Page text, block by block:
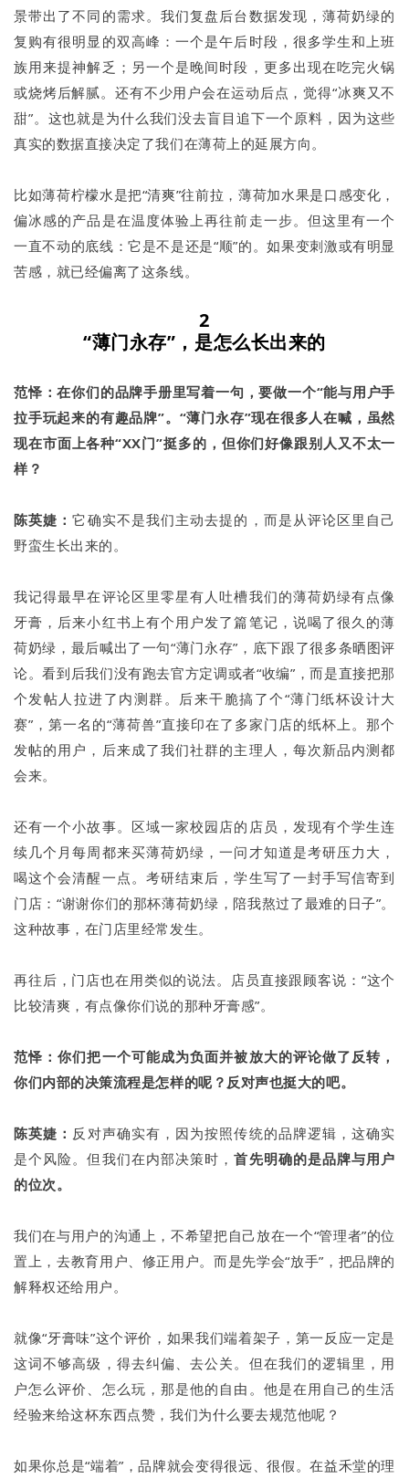
景带出了不同的需求。我们复盘后台数据发现，薄荷奶绿的
复购有很明显的双高峰：一个是午后时段，很多学生和上班
族用来提神解乏；另一个是晚间时段，更多出现在吃完火锅
或烧烤后解腻。还有不少用户会在运动后点，觉得“冰爽又不
甜”。这也就是为什么我们没去盲目追下一个原料，因为这些
真实的数据直接决定了我们在薄荷上的延展方向。
比如薄荷柠檬水是把“清爽”往前拉，薄荷加水果是口感变化，
偏冰感的产品是在温度体验上再往前走一步。但这里有一个
一直不动的底线：它是不是还是“顺”的。如果变刺激或有明显
苦感，就已经偏离了这条线。
2
“薄门永存”，是怎么长出来的
范怿：在你们的品牌手册里写着一句，要做一个“能与用户手
拉手玩起来的有趣品牌”。“薄门永存”现在很多人在喊，虽然
现在市面上各种“XX门”挺多的，但你们好像跟别人又不太一
样？
陈英婕：它确实不是我们主动去提的，而是从评论区里自己
野蛮生长出来的。
我记得最早在评论区里零星有人吐槽我们的薄荷奶绿有点像
牙膏，后来小红书上有个用户发了篇笔记，说喝了很久的薄
荷奶绿，最后喊出了一句“薄门永存”，底下跟了很多条晒图评
论。看到后我们没有跑去官方定调或者“收编”，而是直接把那
个发帖人拉进了内测群。后来干脆搞了个“薄门纸杯设计大
赛”，第一名的“薄荷兽”直接印在了多家门店的纸杯上。那个
发帖的用户，后来成了我们社群的主理人，每次新品内测都
会来。
还有一个小故事。区域一家校园店的店员，发现有个学生连
续几个月每周都来买薄荷奶绿，一问才知道是考研压力大，
喝这个会清醒一点。考研结束后，学生写了一封手写信寄到
门店：“谢谢你们的那杯薄荷奶绿，陪我熬过了最难的日子”。
这种故事，在门店里经常发生。
再往后，门店也在用类似的说法。店员直接跟顾客说：“这个
比较清爽，有点像你们说的那种牙膏感”。
范怿：你们把一个可能成为负面并被放大的评论做了反转，
你们内部的决策流程是怎样的呢？反对声也挺大的吧。
陈英婕： 反对声确实有，因为按照传统的品牌逻辑，这确实
是个风险。但我们在内部决策时，首先明确的是品牌与用户
的位次。
我们在与用户的沟通上，不希望把自己放在一个“管理者”的位
置上，去教育用户、修正用户。而是先学会“放手”，把品牌的
解释权还给用户。
就像“牙膏味”这个评价，如果我们端着架子，第一反应一定是
这词不够高级，得去纠偏、去公关。但在我们的逻辑里，用
户怎么评价、怎么玩，那是他的自由。他是在用自己的生活
经验来给这杯东西点赞，我们为什么要去规范他呢？
如果你总是“端着”，品牌就会变得很远、很假。在益禾堂的理